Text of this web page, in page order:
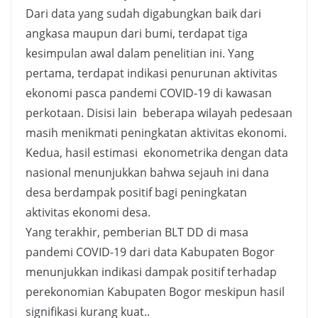
Dari data yang sudah digabungkan baik dari
angkasa maupun dari bumi, terdapat tiga
kesimpulan awal dalam penelitian ini. Yang
pertama, terdapat indikasi penurunan aktivitas
ekonomi pasca pandemi COVID-19 di kawasan
perkotaan. Disisi lain beberapa wilayah pedesaan
masih menikmati peningkatan aktivitas ekonomi.
Kedua, hasil estimasi ekonometrika dengan data
nasional menunjukkan bahwa sejauh ini dana
desa berdampak positif bagi peningkatan
aktivitas ekonomi desa.
Yang terakhir, pemberian BLT DD di masa
pandemi COVID-19 dari data Kabupaten Bogor
menunjukkan indikasi dampak positif terhadap
perekonomian Kabupaten Bogor meskipun hasil
signifikasi kurang kuat..